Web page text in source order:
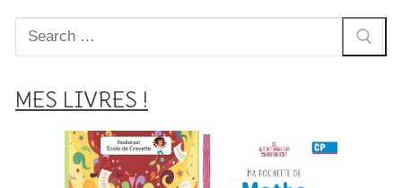
Rechercher
:
MES LIVRES !